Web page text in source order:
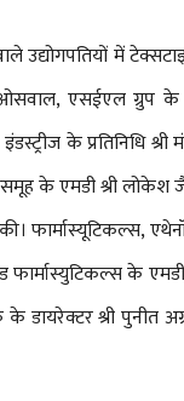
उद्योगपतियों में
एसईएल ग्रुप
के प्रतिनिधि श्री
समूह के एमडी श्री लोकेश
फार्मास्यूटिकल्स,
के एमडी
डायरेक्टर श्री पुनीत